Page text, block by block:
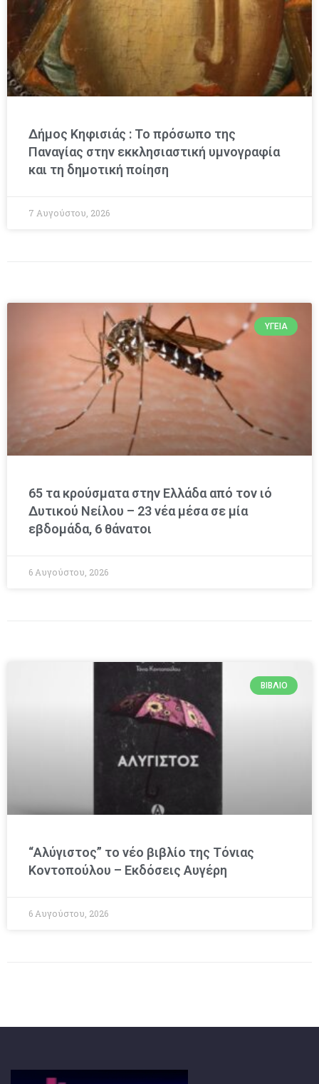
Δήμος Κηφισιάς : Το πρόσωπο της
Παναγίας στην εκκλησιαστική υμνογραφία
και τη δημοτική ποίηση
7 Αυγούστου, 2026
ΥΓΕΊΑ
65 τα κρούσματα στην Ελλάδα από τον ιό
Δυτικού Νείλου – 23 νέα μέσα σε μία
εβδομάδα, 6 θάνατοι
6 Αυγούστου, 2026
ΒΙΒΛΊΟ
“Αλύγιστος” το νέο βιβλίο της Τόνιας
Κοντοπούλου – Εκδόσεις Αυγέρη
6 Αυγούστου, 2026